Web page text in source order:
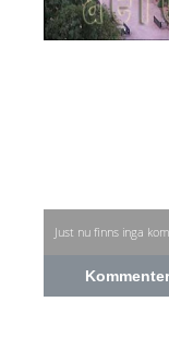
Just nu finns inga